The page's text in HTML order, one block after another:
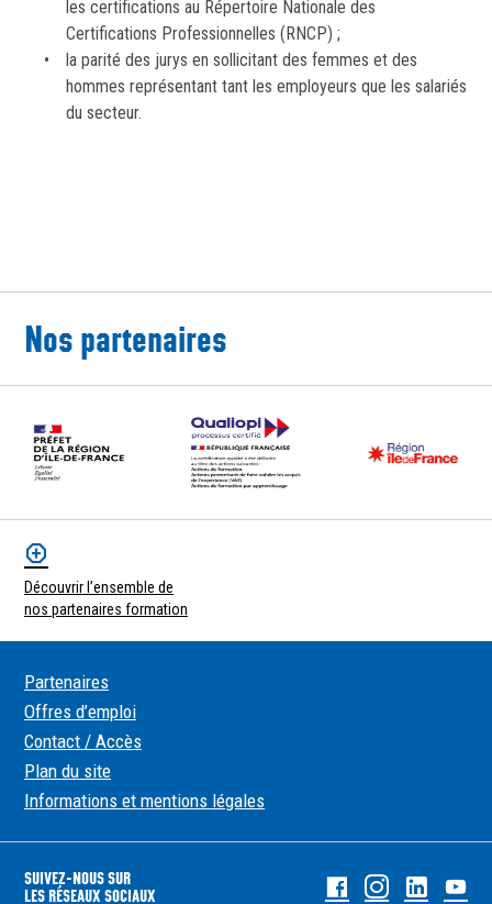
les certifications au Répertoire Nationale des
Certifications Professionnelles (RNCP) ;
la parité des jurys en sollicitant des femmes et des
hommes représentant tant les employeurs que les salariés
du secteur.
Nos partenaires
Découvrir l’ensemble de
nos partenaires formation
Partenaires
Offres d’emploi
Contact / Accès
Plan du site
Informations et mentions légales
SUIVEZ-NOUS SUR
LES RÉSEAUX SOCIAUX
FacebookInstagram